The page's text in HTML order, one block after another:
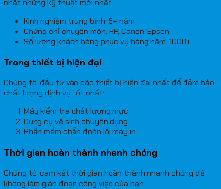
nhật những kỹ thuật mới nhất.
Kinh nghiệm trung bình: 5+ năm
Chứng chỉ chuyên môn: HP, Canon, Epson
Số lượng khách hàng phục vụ hàng năm: 1000+
Trang thiết bị hiện đại
Chúng tôi đầu tư vào các thiết bị hiện đại nhất để đảm bảo
chất lượng dịch vụ tốt nhất:
Máy kiểm tra chất lượng mực
Dụng cụ vệ sinh chuyên dụng
Phần mềm chẩn đoán lỗi máy in
Thời gian hoàn thành nhanh chóng
Chúng tôi cam kết thời gian hoàn thành nhanh chóng để
không làm gián đoạn công việc của bạn: